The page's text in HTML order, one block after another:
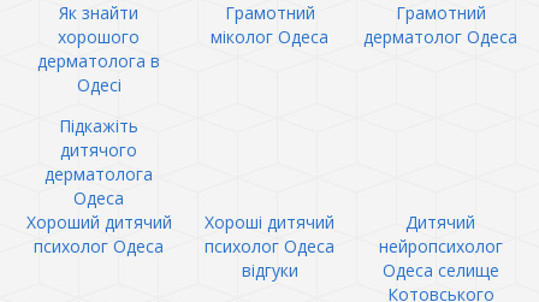
Як знайти
хорошого
дерматолога в
Одесі
Грамотний
міколог Одеса
Грамотний
дерматолог Одеса
Підкажіть
дитячого
дерматолога
Одеса
Хороший дитячий
психолог Одеса
Хороші дитячий
психолог Одеса
відгуки
Дитячий
нейропсихолог
Одеса селище
Котовського